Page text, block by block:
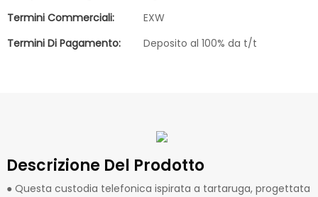
Termini Commerciali:
EXW
Termini Di Pagamento:
Deposito al 100% da t/t
Descrizione Del Prodotto
● Questa custodia telefonica ispirata a tartaruga, progettata